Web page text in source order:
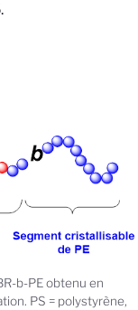
b-PE obtenu en
PS = polystyrène,